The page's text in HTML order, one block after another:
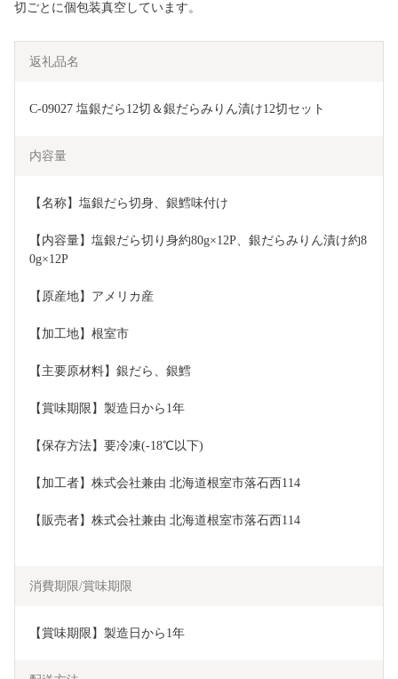
切ごとに個包装真空しています。
返礼品名
C-09027 塩銀だら12切＆銀だらみりん漬け12切セット
内容量
【名称】塩銀だら切身、銀鱈味付け
【内容量】塩銀だら切り身約80g×12P、銀だらみりん漬け約8
0g×12P
【原産地】アメリカ産
【加工地】根室市
【主要原材料】銀だら、銀鱈
【賞味期限】製造日から1年
【保存方法】要冷凍(-18℃以下)
【加工者】株式会社兼由 北海道根室市落石西114
【販売者】株式会社兼由 北海道根室市落石西114
消費期限/賞味期限
【賞味期限】製造日から1年